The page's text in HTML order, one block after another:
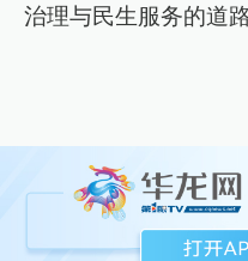
治理与民生服务的道